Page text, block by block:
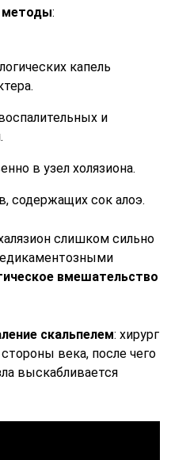
методы:
капель
и
в узел холязиона.
содержащих сок алоэ.
слишком сильно
вмешательство
скальпелем: хирург
века, после чего
выскабливается